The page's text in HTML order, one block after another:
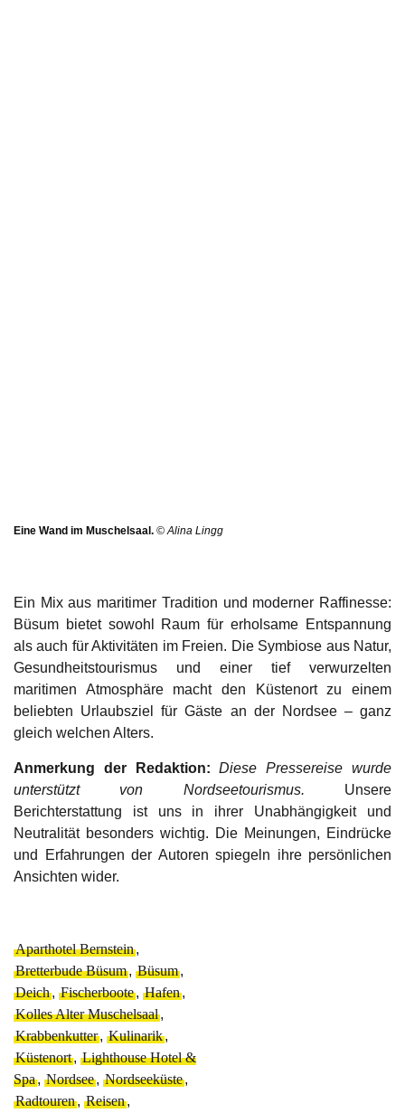
Eine Wand im Muschelsaal. © Alina Lingg
Ein Mix aus maritimer Tradition und moderner Raffinesse:
Büsum bietet sowohl Raum für erholsame Entspannung
als auch für Aktivitäten im Freien. Die Symbiose aus Natur,
Gesundheitstourismus und einer tief verwurzelten
maritimen Atmosphäre macht den Küstenort zu einem
beliebten Urlaubsziel für Gäste an der Nordsee – ganz
gleich welchen Alters.
Anmerkung der Redaktion:
Diese Pressereise wurde
unterstützt von Nordseetourismus. Unsere
Berichterstattung ist uns in ihrer Unabhängigkeit und
Neutralität besonders wichtig. Die Meinungen, Eindrücke
und Erfahrungen der Autoren spiegeln ihre persönlichen
Ansichten wider.
Aparthotel Bernstein,
Bretterbude Büsum, Büsum,
Deich, Fischerboote, Hafen,
Kolles Alter Muschelsaal,
Krabbenkutter, Kulinarik,
Küstenort, Lighthouse Hotel &
Spa, Nordsee, Nordseeküste,
Radtouren, Reisen,